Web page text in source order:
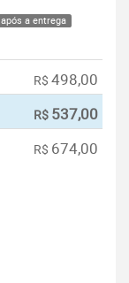
a entrega
R$ 498,00
R$ 537,00
R$ 674,00